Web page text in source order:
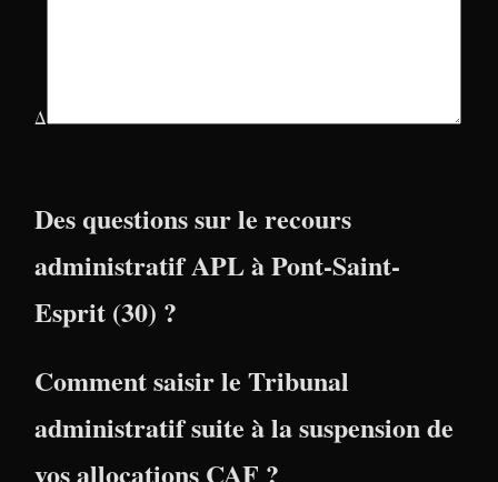
Δ
Des questions sur le recours
administratif APL à Pont-Saint-
Esprit (30) ?
Comment saisir le Tribunal
administratif suite à la suspension de
vos allocations CAF ?